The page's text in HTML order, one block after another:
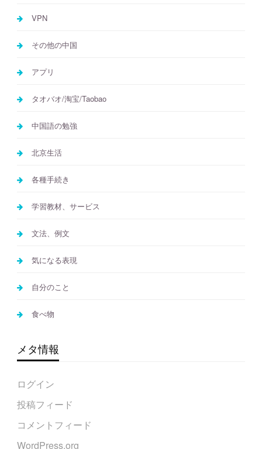
VPN
その他の中国
アプリ
タオバオ/淘宝/Taobao
中国語の勉強
北京生活
各種手続き
学習教材、サービス
文法、例文
気になる表現
自分のこと
食べ物
メタ情報
ログイン
投稿フィード
コメントフィード
WordPress.org